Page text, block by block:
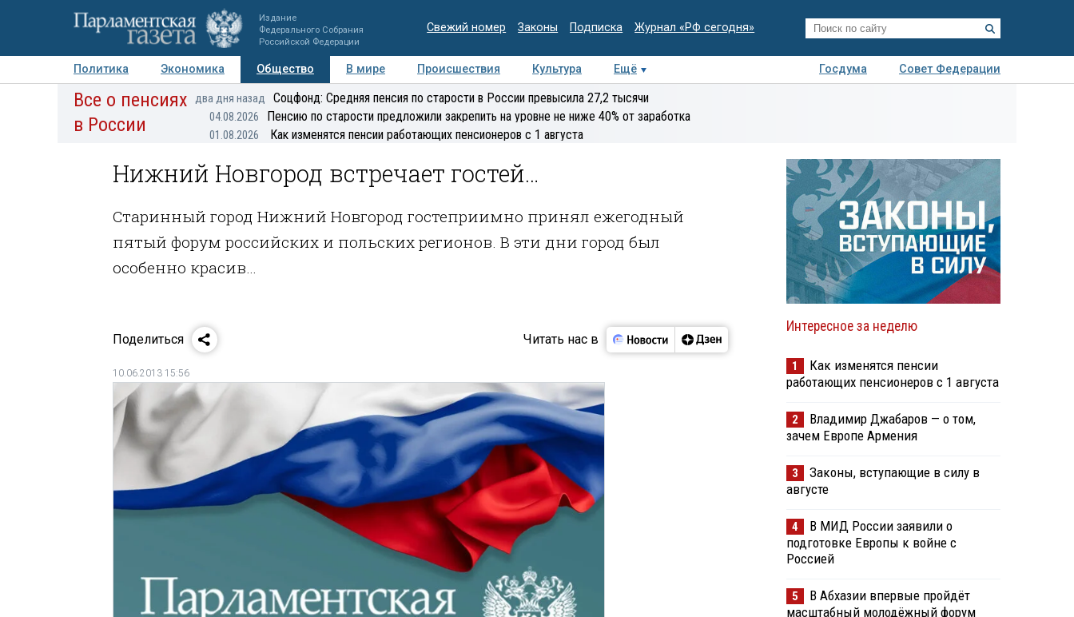
Издание
Федерального Собрания
Российской Федерации
Свежий номер Законы Подписка Журнал «РФ сегодня»
Политика Экономика Общество В мире Происшествия Культура Ещё Госдума
Совет Федерации
Авторы Персоны Мнения Регионы Медиацентр Интервью Колумнисты
Все о пенсиях
в России
два дня назад Соцфонд: Средняя пенсия по старости в России превысила 27,2 тысячи
04.08.2026 Пенсию по старости предложили закрепить на уровне не ниже 40% от заработка
01.08.2026 Как изменятся пенсии работающих пенсионеров с 1 августа
Нижний Новгород встречает гостей…
Старинный город Нижний Новгород гостеприимно принял ежегодный
пятый форум российских и польских регионов. В эти дни город был
особенно красив…
Поделиться Читать нас в
10.06.2013 15:56
Интересное за неделю
1
Как изменятся пенсии
работающих пенсионеров с 1 августа
2
Владимир Джабаров — о том,
зачем Европе Армения
3
Законы, вступающие в силу в
августе
4
В МИД России заявили о
подготовке Европы к войне с
Россией
5
В Абхазии впервые пройдёт
масштабный молодёжный форум